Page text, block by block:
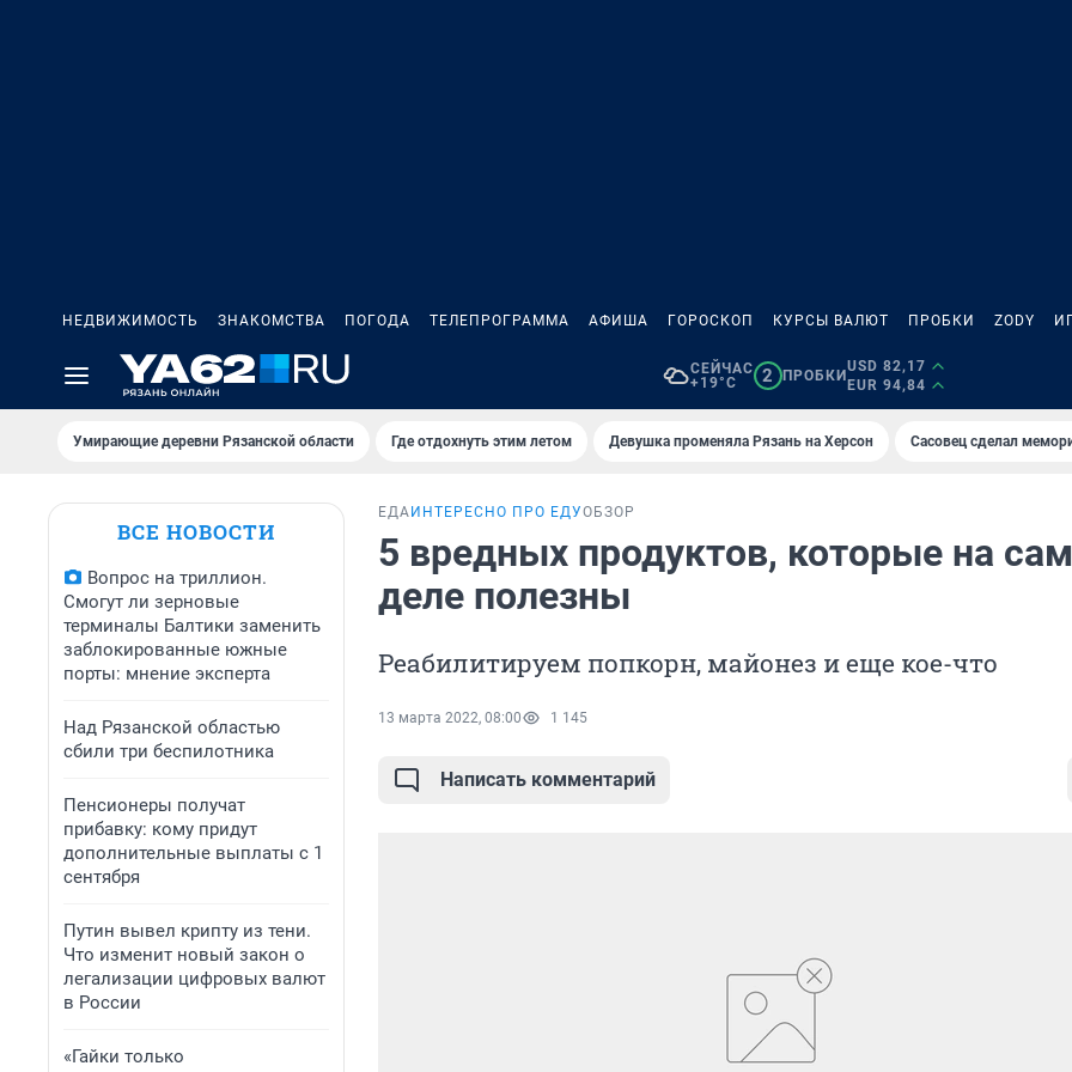
НЕДВИЖИМОСТЬ ЗНАКОМСТВА ПОГОДА ТЕЛЕПРОГРАММА АФИША ГОРОСКОП КУРСЫ ВАЛЮТ ПРОБКИ ZODY
СЕЙЧАС
+19°C
2 ПРОБКИ
USD 82,17
EUR 94,84
Умирающие деревни Рязанской области Где отдохнуть этим летом Девушка променяла Рязань на Херсон Сасовец сделал
ВСЕ НОВОСТИ
Вопрос на триллион.
Смогут ли зерновые
терминалы Балтики заменить
заблокированные южные
порты: мнение эксперта
Над Рязанской областью
сбили три беспилотника
Пенсионеры получат
прибавку: кому придут
дополнительные выплаты с 1
сентября
Путин вывел крипту из тени.
Что изменит новый закон о
легализации цифровых валют
в России
«Гайки только
ЕДА ИНТЕРЕСНО ПРО ЕДУОБЗОР
5 вредных продуктов, которые на
деле полезны
Реабилитируем попкорн, майонез и еще кое-что
13 марта 2022, 08:00 1 145
Написать комментарий